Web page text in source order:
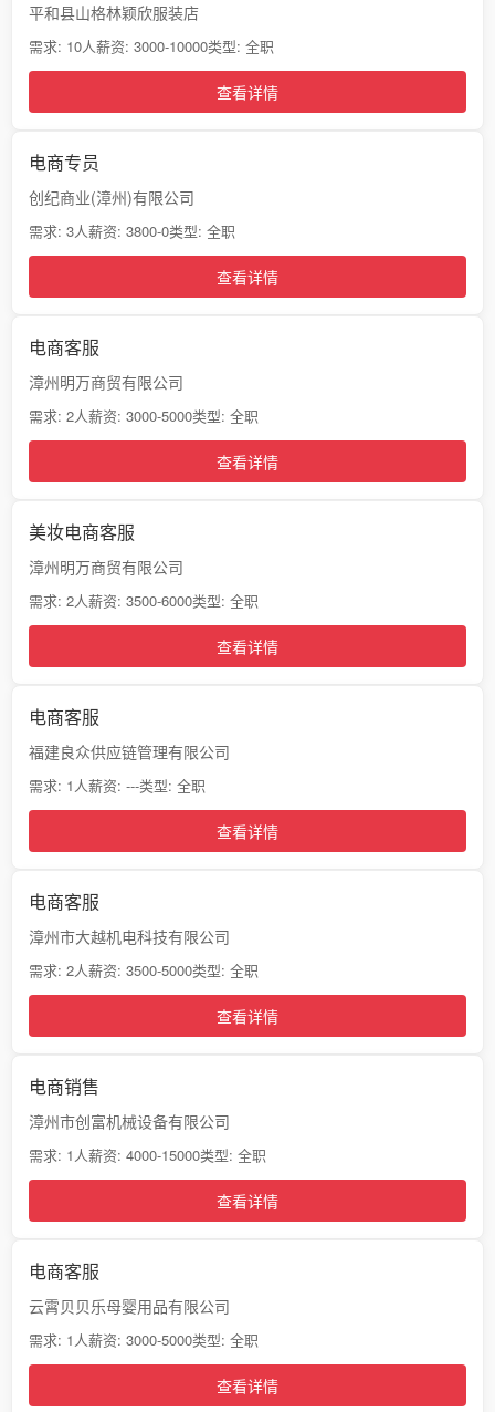
平和县山格林颖欣服装店
需求: 10人薪资: 3000-10000类型: 全职
查看详情
电商专员
创纪商业(漳州)有限公司
需求: 3人薪资: 3800-0类型: 全职
查看详情
电商客服
漳州明万商贸有限公司
需求: 2人薪资: 3000-5000类型: 全职
查看详情
美妆电商客服
漳州明万商贸有限公司
需求: 2人薪资: 3500-6000类型: 全职
查看详情
电商客服
福建良众供应链管理有限公司
需求: 1人薪资: ---类型: 全职
查看详情
电商客服
漳州市大越机电科技有限公司
需求: 2人薪资: 3500-5000类型: 全职
查看详情
电商销售
漳州市创富机械设备有限公司
需求: 1人薪资: 4000-15000类型: 全职
查看详情
电商客服
云霄贝贝乐母婴用品有限公司
需求: 1人薪资: 3000-5000类型: 全职
查看详情